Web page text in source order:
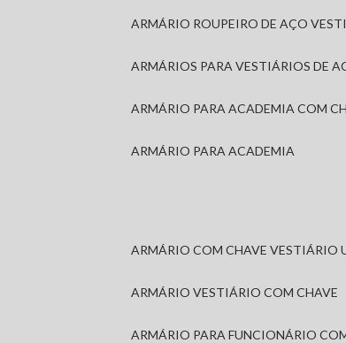
ARMÁRIO ROUPEIRO DE AÇO
ARMÁRIOS PARA VESTIÁRIOS DE
ARMÁRIO PARA ACADEMIA COM
ARMÁRIO PARA ACADEMIA
ARMÁRIO COM CHAVE VESTIÁRIO
ARMÁRIO VESTIÁRIO COM CHAVE
ARMÁRIO PARA FUNCIONÁRIO